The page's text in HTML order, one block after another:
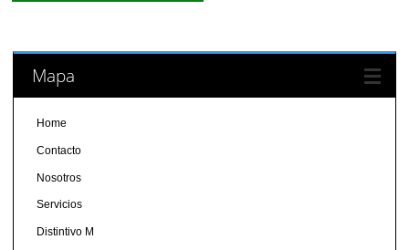
Mapa
Home
Contacto
Nosotros
Servicios
Distintivo M